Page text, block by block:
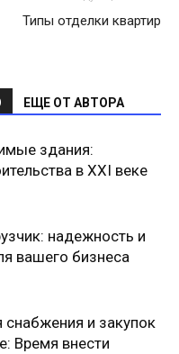
Типы отделки квартир
ЕЩЕ ОТ АВТОРА
здания:
в XXI веке
надежность и
вашего бизнеса
снабжения и закупок
Время внести